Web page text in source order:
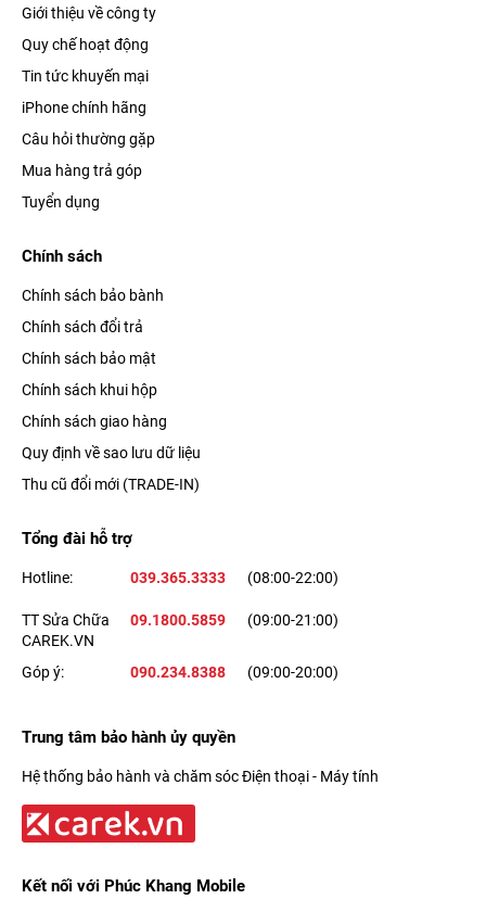
Giới thiệu về công ty
Quy chế hoạt động
Tin tức khuyến mại
iPhone chính hãng
Câu hỏi thường gặp
Mua hàng trả góp
Tuyển dụng
Chính sách
Chính sách bảo bành
Chính sách đổi trả
Chính sách bảo mật
Chính sách khui hộp
Chính sách giao hàng
Quy định về sao lưu dữ liệu
Thu cũ đổi mới (TRADE-IN)
Tổng đài hỗ trợ
Hotline: 039.365.3333 (08:00-22:00)
TT Sửa Chữa
CAREK.VN
09.1800.5859 (09:00-21:00)
Góp ý: 090.234.8388 (09:00-20:00)
Trung tâm bảo hành ủy quyền
Hệ thống bảo hành và chăm sóc Điện thoại - Máy tính
Kết nối với Phúc Khang Mobile